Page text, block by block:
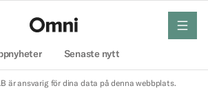
Senaste nytt
meny
är ansvarig för dina data på denna webbplats.